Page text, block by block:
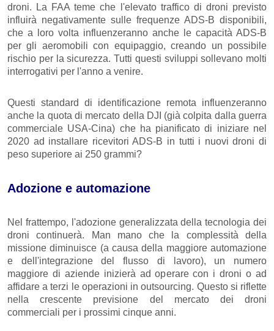
droni. La FAA teme che l'elevato traffico di droni previsto
influirà negativamente sulle frequenze ADS-B disponibili,
che a loro volta influenzeranno anche le capacità ADS-B
per gli aeromobili con equipaggio, creando un possibile
rischio per la sicurezza. Tutti questi sviluppi sollevano molti
interrogativi per l'anno a venire.
Questi standard di identificazione remota influenzeranno
anche la quota di mercato della DJI (già colpita dalla guerra
commerciale USA-Cina) che ha pianificato di iniziare nel
2020 ad installare ricevitori ADS-B in tutti i nuovi droni di
peso superiore ai 250 grammi?
Adozione e automazione
Nel frattempo, l'adozione generalizzata della tecnologia dei
droni continuerà. Man mano che la complessità della
missione diminuisce (a causa della maggiore automazione
e dell'integrazione del flusso di lavoro), un numero
maggiore di aziende inizierà ad operare con i droni o ad
affidare a terzi le operazioni in outsourcing. Questo si riflette
nella crescente previsione del mercato dei droni
commerciali per i prossimi cinque anni.